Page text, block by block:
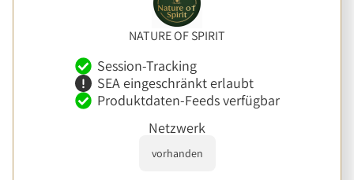
NATURE OF SPIRIT
Session-Tracking
SEA eingeschränkt erlaubt
Produktdaten-Feeds verfügbar
Netzwerk
vorhanden